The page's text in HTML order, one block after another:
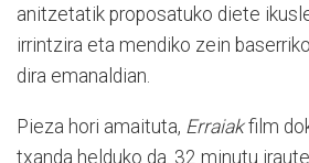
anitzetatik proposatuko diete
irrintzira eta mendiko zein
dira emanaldian.
Pieza hori amaituta, Erraiakfilm
txanda helduko da. 32 minutu